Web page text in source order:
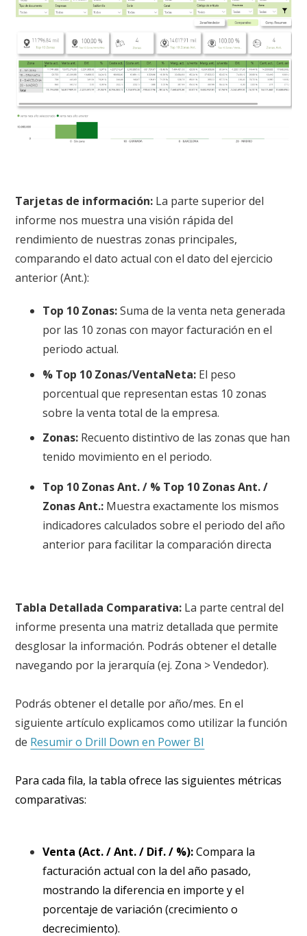
Tarjetas de información: La parte superior del
informe nos muestra una visión rápida del
rendimiento de nuestras zonas principales,
comparando el dato actual con el dato del ejercicio
anterior (Ant.):
Top 10 Zonas:Suma de la venta neta generada
por las 10 zonas con mayor facturación en el
periodo actual.
% Top 10 Zonas/VentaNeta: El peso
porcentual que representan estas 10 zonas
sobre la venta total de la empresa.
Zonas: Recuento distintivo de las zonas que han
tenido movimiento en el periodo.
Top 10 Zonas Ant. / % Top 10 Zonas Ant. /
Zonas Ant.: Muestra exactamente los mismos
indicadores calculados sobre el periodo del año
anterior para facilitar la comparación directa
Tabla Detallada Comparativa: La parte central del
informe presenta una matriz detallada que permite
desglosar la información. Podrás obtener el detalle
navegando por la jerarquía (ej. Zona > Vendedor).
Podrás obtener el detalle por año/mes. En el
siguiente artículo explicamos como utilizar la función
de Resumir o Drill Down en Power BI
Para cada fila, la tabla ofrece las siguientes métricas
comparativas:
Venta (Act. / Ant. / Dif. / %):Compara la
facturación actual con la del año pasado,
mostrando la diferencia en importe y el
porcentaje de variación (crecimiento o
decrecimiento).